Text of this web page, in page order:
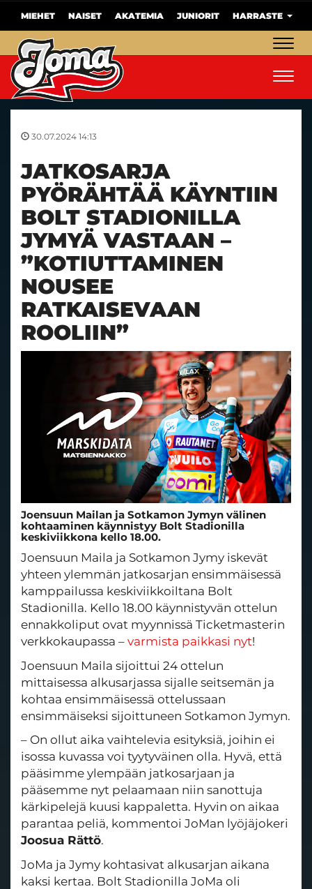
MIEHET NAISET AKATEMIA JUNIORIT HARRASTE
30.07.2024 14:13
JATKOSARJA
PYÖRÄHTÄÄ KÄYNTIIN
BOLT STADIONILLA
JYMYÄ VASTAAN –
”KOTIUTTAMINEN
NOUSEE
RATKAISEVAAN
ROOLIIN”
Joensuun Mailan ja Sotkamon Jymyn välinen
kohtaaminen käynnistyy Bolt Stadionilla
keskiviikkona kello 18.00.
Joensuun Maila ja Sotkamon Jymy iskevät
yhteen ylemmän jatkosarjan ensimmäisessä
kamppailussa keskiviikkoiltana Bolt
Stadionilla. Kello 18.00 käynnistyvän ottelun
ennakkoliput ovat myynnissä Ticketmasterin
verkkokaupassa – varmista paikkasi nyt!
Joensuun Maila sijoittui 24 ottelun
mittaisessa alkusarjassa sijalle seitsemän ja
kohtaa ensimmäisessä ottelussaan
ensimmäiseksi sijoittuneen Sotkamon Jymyn.
– On ollut aika vaihtelevia esityksiä, joihin ei
isossa kuvassa voi tyytyväinen olla. Hyvä, että
pääsimme ylempään jatkosarjaan ja
pääsemme nyt pelaamaan niin sanottuja
kärkipelejä kuusi kappaletta. Hyvin on aikaa
parantaa peliä, kommentoi JoMan lyöjäjokeri
Joosua Rättö.
JoMa ja Jymy kohtasivat alkusarjan aikana
kaksi kertaa. Bolt Stadionilla JoMa oli